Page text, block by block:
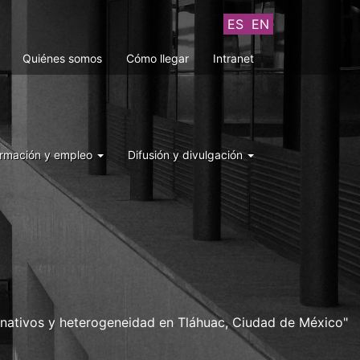
ES EN
Quiénes somos Cómo llegar Intranet
y empleo Difusión y divulgación
y heterogeneidad en Tláhuac, Ciudad de México"